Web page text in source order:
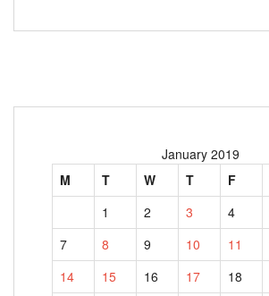
January 2019
M
T W T F
1
2 3 4
7
8 9 10 11
14
15 16 17 18